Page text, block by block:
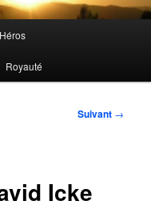
Héros
Royauté
Suivant →
Icke